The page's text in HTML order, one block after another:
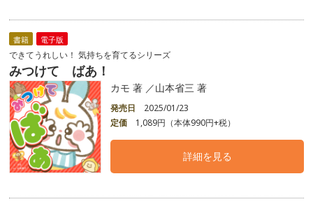
書籍 電子版
できてうれしい！ 気持ちを育てるシリーズ
みつけて ばあ！
カモ 著 ／山本省三 著
発売日
2025/01/23
定価
1,089円（本体990円+税）
詳細を見る